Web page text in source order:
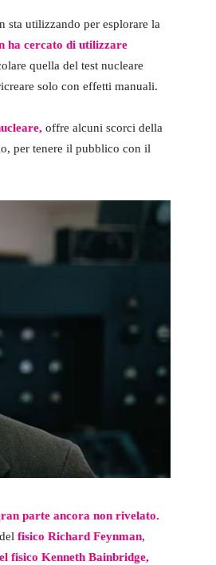
sta utilizzando per esplorare la
ha cercato di utilizzare
quella del test nucleare
solo con effetti manuali.
offre alcuni scorci della
per tenere il pubblico con il
parte ancora non rivelato.
fisico Richard Feynman,
fisico Kenneth Bainbridge,